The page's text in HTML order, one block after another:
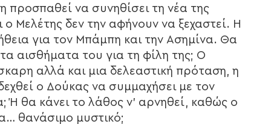
προσπαθεί να συνηθίσει τη νέα της
Μελέτης δεν την αφήνουν να ξεχαστεί. Η
για τον Μπάμπη και την Ασημίνα. Θα
αισθήματα του για τη φίλη της; Ο
αλλά και μια δελεαστική πρόταση, η
ο Δούκας να συμμαχήσει με τον
Ή θα κάνει το λάθος ν’ αρνηθεί, καθώς ο
θανάσιμο μυστικό;